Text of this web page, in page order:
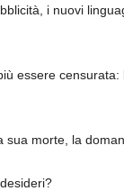
i nuovi
essere
sua morte, la